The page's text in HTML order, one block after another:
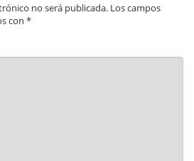
no será publicada. Los campos
con *